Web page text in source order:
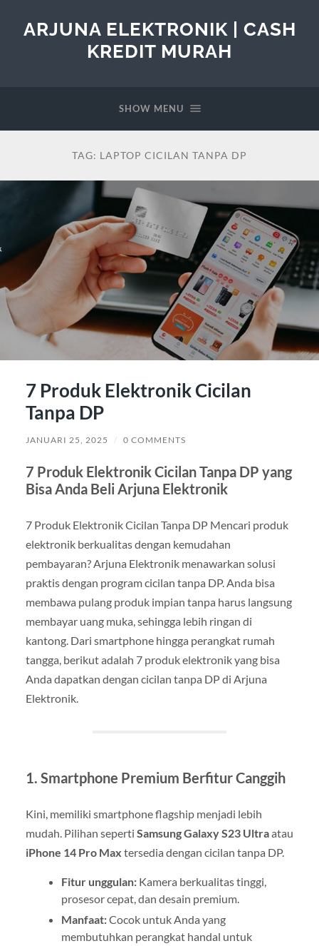
ARJUNA ELEKTRONIK | CASH
KREDIT MURAH
SHOW MENU
TAG: LAPTOP CICILAN TANPA DP
7 Produk Elektronik Cicilan
Tanpa DP
JANUARI 25, 2025 / 0 COMMENTS
7 Produk Elektronik Cicilan Tanpa DP yang
Bisa Anda Beli Arjuna Elektronik
7 Produk Elektronik Cicilan Tanpa DP Mencari produk
elektronik berkualitas dengan kemudahan
pembayaran? Arjuna Elektronik menawarkan solusi
praktis dengan program cicilan tanpa DP. Anda bisa
membawa pulang produk impian tanpa harus langsung
membayar uang muka, sehingga lebih ringan di
kantong. Dari smartphone hingga perangkat rumah
tangga, berikut adalah 7 produk elektronik yang bisa
Anda dapatkan dengan cicilan tanpa DP di Arjuna
Elektronik.
1. Smartphone Premium Berfitur Canggih
Kini, memiliki smartphone flagship menjadi lebih
mudah. Pilihan seperti Samsung Galaxy S23 Ultraatau
iPhone 14 Pro Max tersedia dengan cicilan tanpa DP.
Fitur unggulan:Kamera berkualitas tinggi,
prosesor cepat, dan desain premium.
Manfaat:Cocok untuk Anda yang
membutuhkan perangkat handal untuk